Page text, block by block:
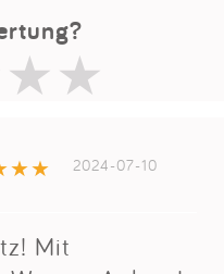
2024-07-10
Mit